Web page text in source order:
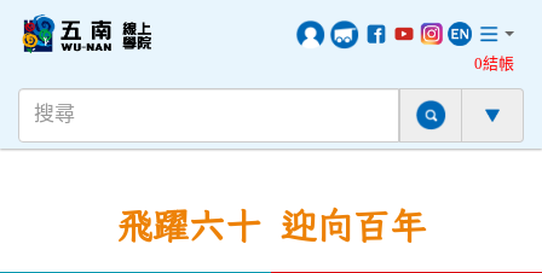
0結帳
飛躍六十 迎向百年